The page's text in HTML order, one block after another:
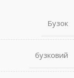
Бузок
бузковий